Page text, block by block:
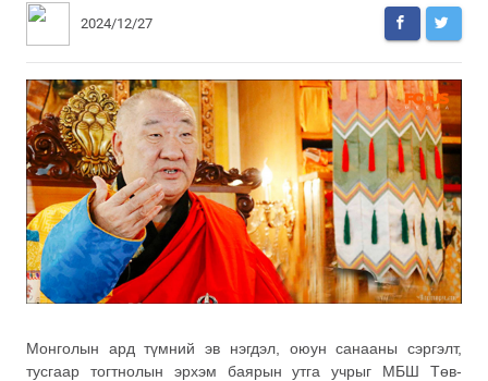
2024/12/27
Монголын ард түмний эв нэгдэл, оюун санааны сэргэлт,
тусгаар тогтнолын эрхэм баярын утга учрыг МБШ Төв-